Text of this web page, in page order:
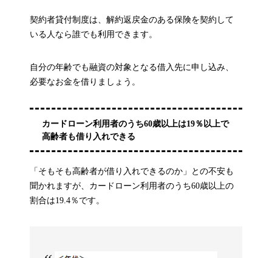
契約者貸付制度は、解約返戻金のある保険を契約して
いる人なら誰でも利用できます。
自分の年齢でも融資の対象となる借入先に申し込み、
必要なお金を借りましょう。
カードローン利用者のうち60歳以上は19％以上で
高齢者も借り入れできる
「そもそも高齢者が借り入れできるのか」との不安も
聞かれますが、カードローン利用者のうち60歳以上の
割合は19.4％です。